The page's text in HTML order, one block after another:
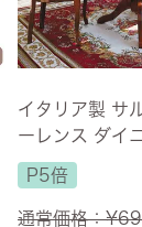
イタリア製 サ
ーレンス ダイ
4人掛け ブラ
【送料無料/設
P5倍
通常価格：¥